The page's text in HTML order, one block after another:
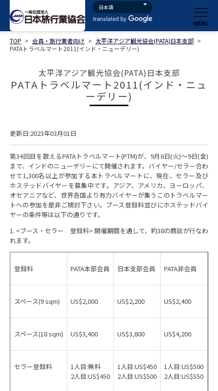
TOP > 会員・旅行業者向け > 太平洋アジア観光協会(PATA)日本支部 >
PATAトラベルマート2011(インド・ニューデリー)
太平洋アジア観光協会(PATA)日本支部
PATAトラベルマート2011(インド・ニュ
ーデリー)
更新日:2023年03月01日
第34回目を数えるPATAトラベルマート(PTM)が、9月6日(火)～9日(金)
まで、インドのニューデリーにて開催されます。バイヤー/セラー合わ
せて1,300名以上が参加する本トラベルマートに、現在、セラー及び
ホステッドバイヤーを募集中です。アジア、アメリカ、ヨーロッパ、
オセアニアなど、世界各国より有力バイヤーが集うこのトラベルマー
トへの参加を是非ご検討下さい。ブース登録料並びにホステッドバイ
ヤーの条件等は以下の通りです。
1. <ブース・セラー 登録料> 開催期間を通して、約38の商談が行なわ
れます。
登録料 PATA本部会員 日本支部会員 PATA非会員
スペース(9 sqm) US$2,000 US$2,200 US$2,400
スペース(18 sqm) US$3,400 US$3,800 US$4,200
セラー登録料
1人目:無料
2人目:US$450
1人目:US$450
2人目:US$500
1人目:US$500
2人目:US$550